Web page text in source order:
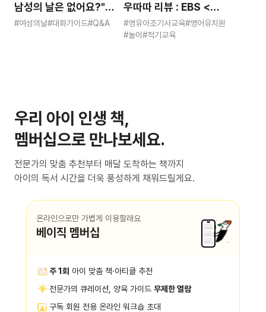
남성의 날은 없어요?"
묻는 어린이에게 이렇게
#여성의날#대화가이드#Q&A
우따따 리뷰 : EBS <
영유아 사교육 보고서>
#영유아조기사교육#영어유치원
#놀이 #적기교육
우리 아이 인생 책,
멤버십으로 만나보세요.
전문가의 맞춤 추천부터 매달 도착하는 책까지
아이의 독서 시간을 더욱 풍성하게 채워드릴게요.
온라인으로만 가볍게 이용할래요
베이직 멤버십
주 1회 아이 맞춤 책·아티클 추천
전문가의 큐레이션, 양육 가이드 무제한 열람
구독 회원 전용 온라인 워크숍 초대